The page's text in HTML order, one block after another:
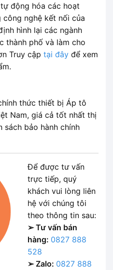
động hóa các hoạt
công nghệ kết nối của
hình lại các ngành
thành phố và làm cho
Truy cập tại đây để xem
thức thiết bị Áp tô
Nam, giá cả tốt nhất thị
sách bảo hành chính
Để được tư vấn
trực tiếp, quý
khách vui lòng liên
hệ với chúng tôi
theo thông tin sau:
➢ Tư vấn bán
hàng: 0827 888
528
➢ Zalo: 0827 888